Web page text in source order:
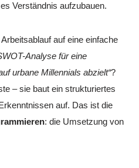
Verständnis aufzubauen.
auf eine einfache
Analyse für eine
urbane Millennials abzielt“?
– sie baut ein strukturiertes
auf. Das ist die
: die Umsetzung von